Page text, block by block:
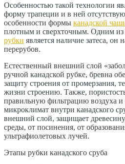
Особенностью такой технологии
форму трапеции и в ней
особенности формы канадской
плотным и сверхточным. Одним из
рубки является наличие затеса, он
перерубов.
Естественный внешний слой
ручной канадской рубке, бревна
защиту строения от промерзания,
жизни строению. Также,
правильную фильтрацию воздуха и
микроклимат внутри канадского
внешний слой, защищает
среды, от посинения, от
ультрафиолетовых лучей.
Этапы рубки канадского сруба